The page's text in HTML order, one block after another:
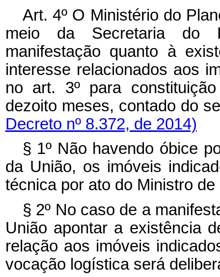
Art. 4º O Ministério do
meio da Secretaria do
manifestação quanto à
interesse relacionados aos
no art. 3º para
dezoito meses, contado do
Decreto nº 8.372, de 2014)
§ 1º Não havendo óbice
da União, os imóveis
técnica por ato do Ministro
§ 2º No caso de a
União apontar a existência
relação aos imóveis
vocação logística será